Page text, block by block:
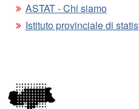
ASTAT - Chi siamo
Istituto provinciale di